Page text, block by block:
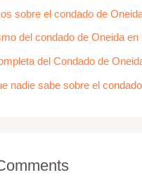
sobre el condado de
del condado de Oneida en
del Condado de
nadie sabe sobre el